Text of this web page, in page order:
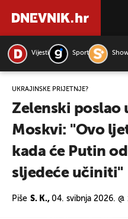
Vijesti Sport
UKRAJINSKE PRIJETNJE?
Zelenski poslao
Moskvi: "Ovo
kada će Putin
sljedeće učiniti"
Piše S. K., 04. svibnja 2026. @
PRETRAŽITE VIJESTI